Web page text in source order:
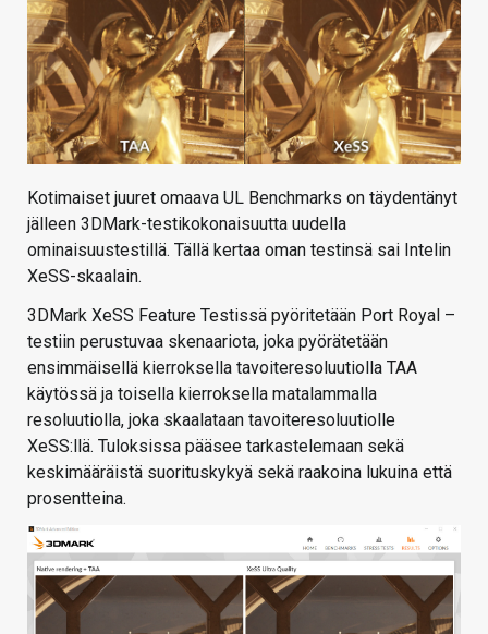
HAKU
Kotimaiset juuret omaava UL Benchmarks on täydentänyt
jälleen 3DMark-testikokonaisuutta uudella
ominaisuustestillä. Tällä kertaa oman testinsä sai Intelin
XeSS-skaalain.
3DMark XeSS Feature Testissä pyöritetään Port Royal –
testiin perustuvaa skenaariota, joka pyörätetään
ensimmäisellä kierroksella tavoiteresoluutiolla TAA
käytössä ja toisella kierroksella matalammalla
resoluutiolla, joka skaalataan tavoiteresoluutiolle
XeSS:llä. Tuloksissa pääsee tarkastelemaan sekä
keskimääräistä suorituskykyä sekä raakoina lukuina että
prosentteina.